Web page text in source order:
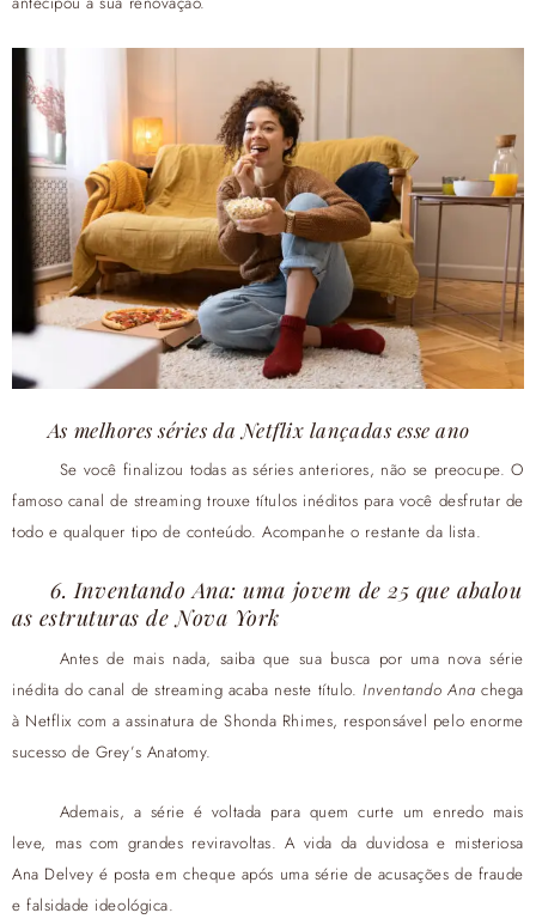
As melhores séries da Netflix lançadas esse ano
Se você finalizou todas as séries anteriores, não se preocupe. O
famoso canal de streaming trouxe títulos inéditos para você desfrutar de
todo e qualquer tipo de conteúdo. Acompanhe o restante da lista.
6. Inventando Ana: uma jovem de 25 que abalou
as estruturas de Nova York
Antes de mais nada, saiba que sua busca por uma nova série
inédita do canal de streaming acaba neste título. Inventando Ana chega
à Netflix com a assinatura de Shonda Rhimes, responsável pelo enorme
sucesso de Grey’s Anatomy.
Ademais, a série é voltada para quem curte um enredo mais
leve, mas com grandes reviravoltas. A vida da duvidosa e misteriosa
Ana Delvey é posta em cheque após uma série de acusações de fraude
e falsidade ideológica.